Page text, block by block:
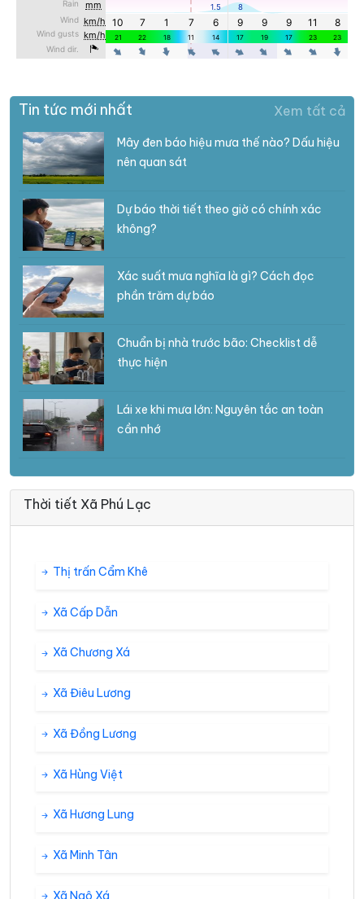
Tin tức mới nhất Xem tất cả
Mây đen báo hiệu mưa thế nào? Dấu hiệu
nên quan sát
Dự báo thời tiết theo giờ có chính xác
không?
Xác suất mưa nghĩa là gì? Cách đọc
phần trăm dự báo
Chuẩn bị nhà trước bão: Checklist dễ
thực hiện
Lái xe khi mưa lớn: Nguyên tắc an toàn
cần nhớ
Thời tiết Xã Phú Lạc
Thị trấn Cẩm Khê
Xã Cấp Dẫn
Xã Chương Xá
Xã Điêu Lương
Xã Đồng Lương
Xã Hùng Việt
Xã Hương Lung
Xã Minh Tân
Xã Ngô Xá